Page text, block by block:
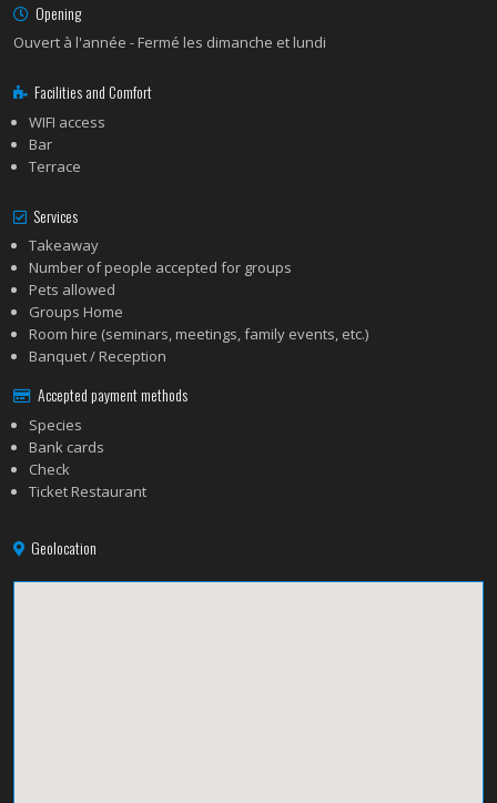
Opening
Ouvert à l'année - Fermé les dimanche et lundi
Facilities and Comfort
WIFI access
Bar
Terrace
Services
Takeaway
Number of people accepted for groups
Pets allowed
Groups Home
Room hire (seminars, meetings, family events, etc.)
Banquet / Reception
Accepted payment methods
Species
Bank cards
Check
Ticket Restaurant
Geolocation